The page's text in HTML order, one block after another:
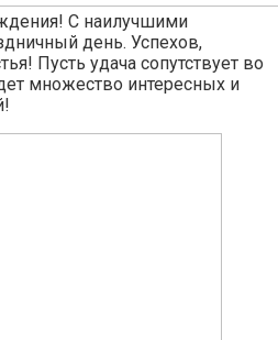
С наилучшими
день. Успехов,
Пусть удача сопутствует во
множество интересных и